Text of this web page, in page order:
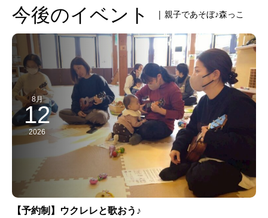
今後のイベント | 親子であそぼ♪森っこ
8月
12
2026
【予約制】ウクレレと歌おう♪